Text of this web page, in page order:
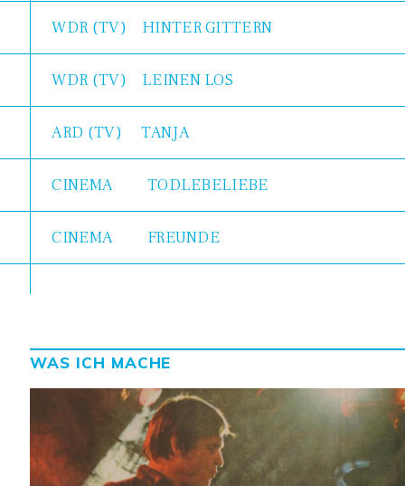
WDR (TV) HINTER GITTERN
WDR (TV) LEINEN LOS
ARD (TV) TANJA
CINEMA TODLEBELIEBE
CINEMA FREUNDE
WAS ICH MACHE